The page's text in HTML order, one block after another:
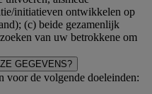
initiatieven ontwikkelen op
(c) beide gezamenlijk
van uw betrokkene om
GEGEVENS?
voor de volgende doeleinden: